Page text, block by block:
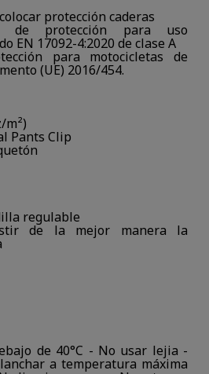
protección caderas
de protección para uso
EN 17092-4:2020 de clase A
para motocicletas de
(UE) 2016/454.
m²)
Pants Clip
regulable
de la mejor manera la
de 40°C - No usar lejia -
a temperatura máxima